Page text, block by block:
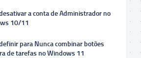
a conta de Administrador no
10/11
para Nunca combinar botões
de tarefas no Windows 11